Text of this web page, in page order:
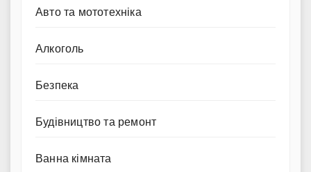
Авто та мототехніка
Алкоголь
Безпека
Будівництво та ремонт
Ванна кімната